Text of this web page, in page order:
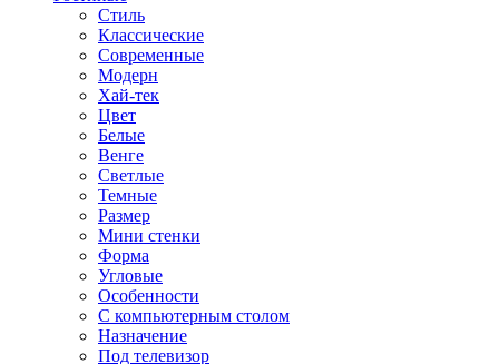
Стиль
Классические
Современные
Модерн
Хай-тек
Цвет
Белые
Венге
Светлые
Темные
Размер
Мини стенки
Форма
Угловые
Особенности
С компьютерным столом
Назначение
Под телевизор